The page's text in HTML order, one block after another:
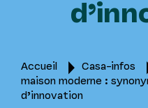
Accueil Casa-infos
maison moderne :
d’innovation